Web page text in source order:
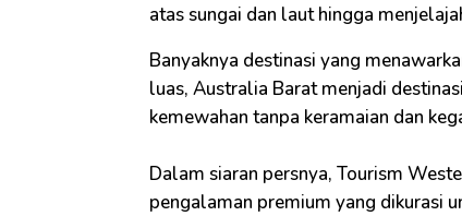
atas sungai dan laut hingga
Banyaknya destinasi yang
luas, Australia Barat menjadi
kemewahan tanpa keramaian dan
Dalam siaran persnya, Tourism
pengalaman premium yang dikurasi